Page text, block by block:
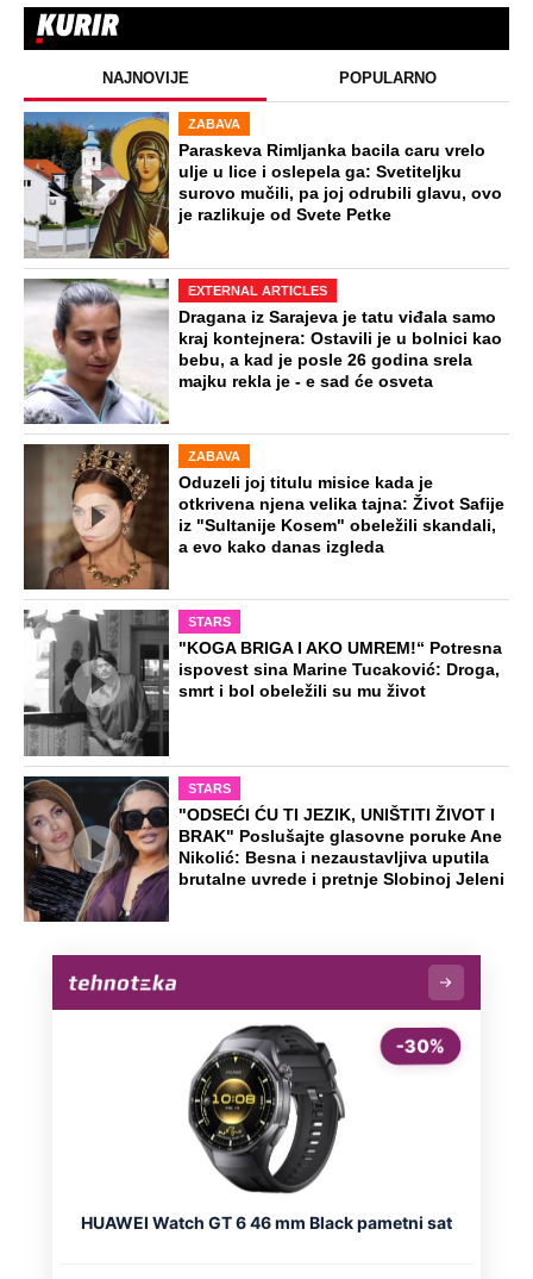
NAJNOVIJE POPULARNO
ZABAVA
Paraskeva Rimljanka bacila caru vrelo
ulje u lice i oslepela ga: Svetiteljku
surovo mučili, pa joj odrubili glavu, ovo
je razlikuje od Svete Petke
EXTERNAL ARTICLES
Dragana iz Sarajeva je tatu viđala samo
kraj kontejnera: Ostavili je u bolnici kao
bebu, a kad je posle 26 godina srela
majku rekla je - e sad će osveta
ZABAVA
Oduzeli joj titulu misice kada je
otkrivena njena velika tajna: Život Safije
iz "Sultanije Kosem" obeležili skandali,
a evo kako danas izgleda
STARS
"KOGA BRIGA I AKO UMREM!“ Potresna
ispovest sina Marine Tucaković: Droga,
smrt i bol obeležili su mu život
STARS
"ODSEĆI ĆU TI JEZIK, UNIŠTITI ŽIVOT I
BRAK" Poslušajte glasovne poruke Ane
Nikolić: Besna i nezaustavljiva uputila
brutalne uvrede i pretnje Slobinoj Jeleni